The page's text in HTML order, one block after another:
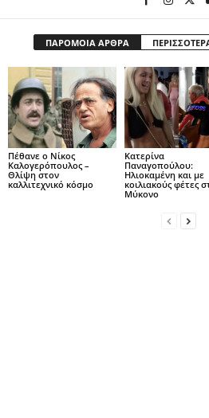
ΠΑΡΟΜΟΙΑ ΑΡΘΡΑ
Πέθανε ο Νίκος
Καλογερόπουλος –
Θλίψη στον
καλλιτεχνικό κόσμο
Κατερίνα
Παναγοπούλου:
Ηλιοκαμένη και με
κοιλιακούς φέτες
Μύκονο